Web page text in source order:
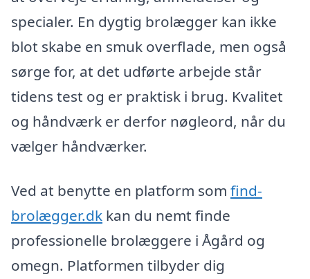
specialer. En dygtig brolægger kan ikke
blot skabe en smuk overflade, men også
sørge for, at det udførte arbejde står
tidens test og er praktisk i brug. Kvalitet
og håndværk er derfor nøgleord, når du
vælger håndværker.
Ved at benytte en platform som find-
brolægger.dk kan du nemt finde
professionelle brolæggere i Ågård og
omegn. Platformen tilbyder dig